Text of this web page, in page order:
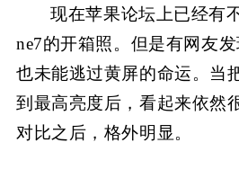
现在苹果论坛上已经有
ne7的开箱照。但是有网友
也未能逃过黄屏的命运。当
到最高亮度后，看起来依然
对比之后，格外明显。